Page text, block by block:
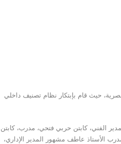
حيث قام بإبتكار نظام تصنيف داخلي
الفني، كابتن حربي فتحي، مدرب، كابتن
الأستاذ عاطف مشهور المدير الإداري،